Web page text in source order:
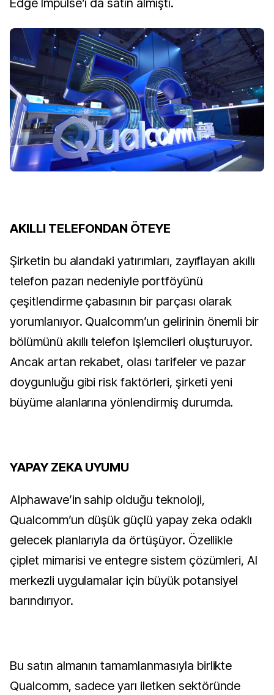
Edge Impulse’ı da satın almıştı.
AKILLI TELEFONDAN ÖTEYE
Şirketin bu alandaki yatırımları, zayıflayan akıllı
telefon pazarı nedeniyle portföyünü
çeşitlendirme çabasının bir parçası olarak
yorumlanıyor. Qualcomm’un gelirinin önemli bir
bölümünü akıllı telefon işlemcileri oluşturuyor.
Ancak artan rekabet, olası tarifeler ve pazar
doygunluğu gibi risk faktörleri, şirketi yeni
büyüme alanlarına yönlendirmiş durumda.
YAPAY ZEKA UYUMU
Alphawave’in sahip olduğu teknoloji,
Qualcomm’un düşük güçlü yapay zeka odaklı
gelecek planlarıyla da örtüşüyor. Özellikle
çiplet mimarisi ve entegre sistem çözümleri, AI
merkezli uygulamalar için büyük potansiyel
barındırıyor.
Bu satın almanın tamamlanmasıyla birlikte
Qualcomm, sadece yarı iletken sektöründe